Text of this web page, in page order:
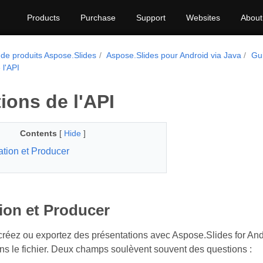
Products Purchase Support Websites About
produits Aspose.Slides Aspose.Slides pour Android via Java
l'API
de l'API
Contents [ Hide ]
et Producer
et Producer
ou exportez des présentations avec Aspose.Slides for
le fichier. Deux champs soulèvent souvent des questions :